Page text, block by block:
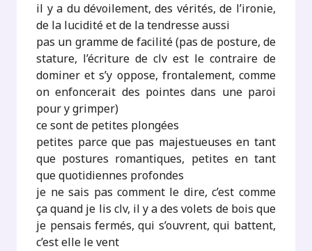
il y a du dévoilement, des vérités, de l’ironie,
de la lucidité et de la tendresse aussi
pas un gramme de facilité (pas de posture, de
stature, l’écriture de clv est le contraire de
dominer et s’y oppose, frontalement, comme
on enfoncerait des pointes dans une paroi
pour y grimper)
ce sont de petites plongées
petites parce que pas majestueuses en tant
que postures romantiques, petites en tant
que quotidiennes profondes
je ne sais pas comment le dire, c’est comme
ça quand je lis clv, il y a des volets de bois que
je pensais fermés, qui s’ouvrent, qui battent,
c’est elle le vent